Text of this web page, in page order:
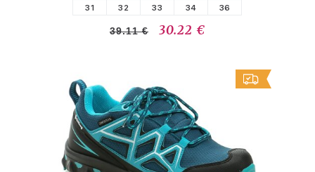
31 32 33 34 36
39.11 € 30.22 €